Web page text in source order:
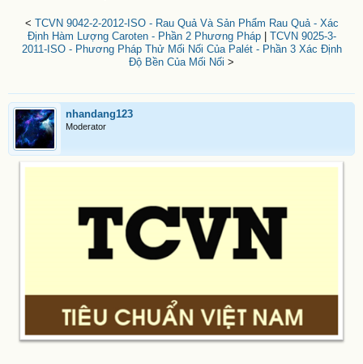
< TCVN 9042-2-2012-ISO - Rau Quả Và Sản Phẩm Rau Quả - Xác
Định Hàm Lượng Caroten - Phần 2 Phương Pháp| TCVN 9025-3-
2011-ISO - Phương Pháp Thử Mối Nối Của Palét - Phần 3 Xác Định
Độ Bền Của Mối Nối >
nhandang123
Moderator